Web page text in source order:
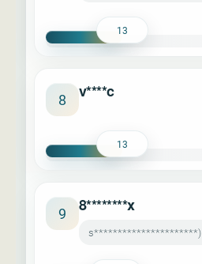
13
8 v****c
13
9 8********x
s**********************)